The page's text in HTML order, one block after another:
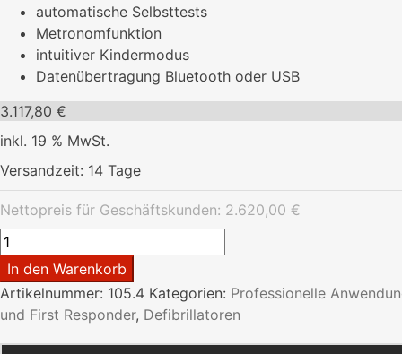
automatische Selbsttests
Metronomfunktion
intuitiver Kindermodus
Datenübertragung Bluetooth oder USB
3.117,80 €
inkl. 19 % MwSt.
Versandzeit: 14 Tage
Nettopreis für Geschäftskunden: 2.620,00 €
Defibrillator
FRED
easyport
plus
MAN
Menge
In den Warenkorb
Artikelnummer: 105.4 Kategorien: Professionelle
und First Responder, Defibrillatoren